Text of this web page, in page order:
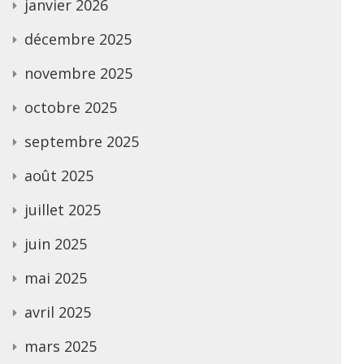
janvier 2026
décembre 2025
novembre 2025
octobre 2025
septembre 2025
août 2025
juillet 2025
juin 2025
mai 2025
avril 2025
mars 2025